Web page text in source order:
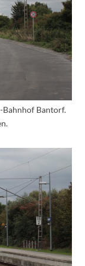
Bahnhof Bantorf.